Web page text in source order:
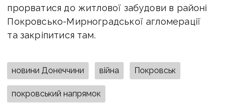
прорватися до житлової забудови в районі
Покровсько-Мирноградської агломерації
та закріпитися там.
новини Донеччини війна Покровськ
покровський напрямок